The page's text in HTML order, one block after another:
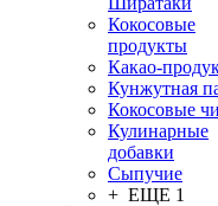
Кокосовые
продукты
Какао-
Кунжутная
Кокосовые
Кулинарные
добавки
Сыпучие
+ ЕЩЕ 1